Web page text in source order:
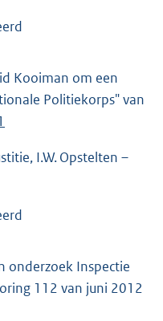
Kooiman om een
Politiekorps" van
I.W. Opstelten –
onderzoek Inspectie
112 van juni 2012